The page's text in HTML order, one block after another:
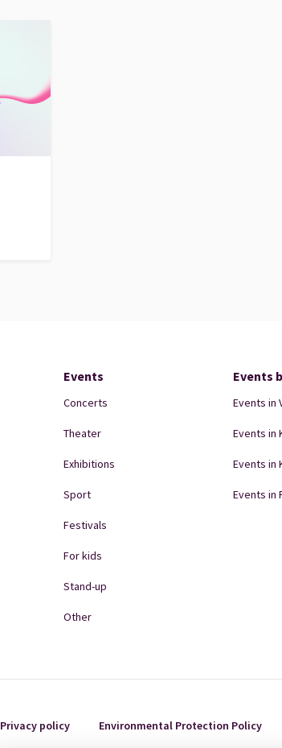
Events
Concerts
Theater
Exhibitions
Sport
Festivals
For kids
Stand-up
Other
Events
Events in
Events in
Events in
Events in
Privacy policy Environmental Protection Policy